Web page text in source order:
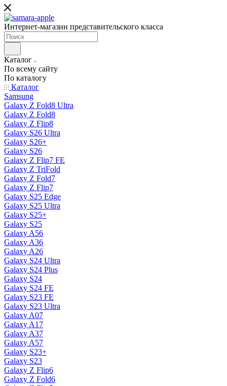
Интернет-магазин представительского класса
Каталог
По всему сайту
По каталогу
Каталог
Samsung
Galaxy Z Fold8 Ultra
Galaxy Z Fold8
Galaxy Z Flip8
Galaxy S26 Ultra
Galaxy S26+
Galaxy S26
Galaxy Z Flip7 FE
Galaxy Z TriFold
Galaxy Z Fold7
Galaxy Z Flip7
Galaxy S25 Edge
Galaxy S25 Ultra
Galaxy S25+
Galaxy S25
Galaxy A56
Galaxy A36
Galaxy A26
Galaxy S24 Ultra
Galaxy S24 Plus
Galaxy S24
Galaxy S24 FE
Galaxy S23 FE
Galaxy S23 Ultra
Galaxy A07
Galaxy A17
Galaxy A37
Galaxy A57
Galaxy S23+
Galaxy S23
Galaxy Z Flip6
Galaxy Z Fold6